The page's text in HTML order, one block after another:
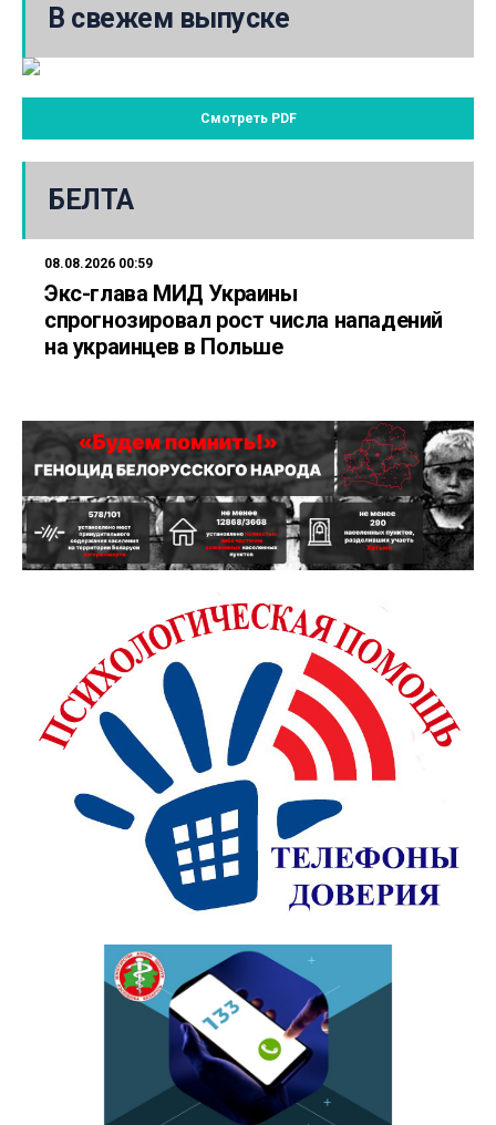
В свежем выпуске
Смотреть PDF
БЕЛТА
08.08.2026 00:59
Экс-глава МИД Украины
спрогнозировал рост числа нападений
на украинцев в Польше